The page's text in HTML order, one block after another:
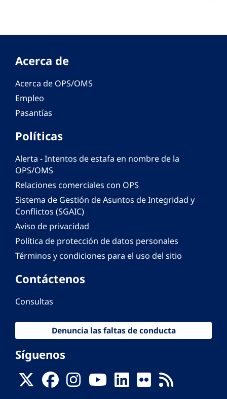
Acerca de
Acerca de OPS/OMS
Empleo
Pasantías
Políticas
Alerta - Intentos de estafa en nombre de la
OPS/OMS
Relaciones comerciales con OPS
Sistema de Gestión de Asuntos de Integridad y
Conflictos (SGAIC)
Aviso de privacidad
Política de protección de datos personales
Términos y condiciones para el uso del sitio
Contáctenos
Consultas
Denuncia las faltas de conducta
Síguenos